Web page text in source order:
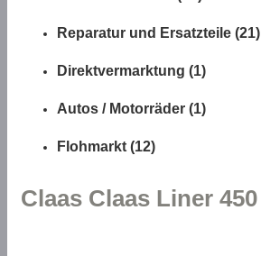
Reparatur und Ersatzteile (21)
Direktvermarktung (1)
Autos / Motorräder (1)
Flohmarkt (12)
Claas Claas Liner 450